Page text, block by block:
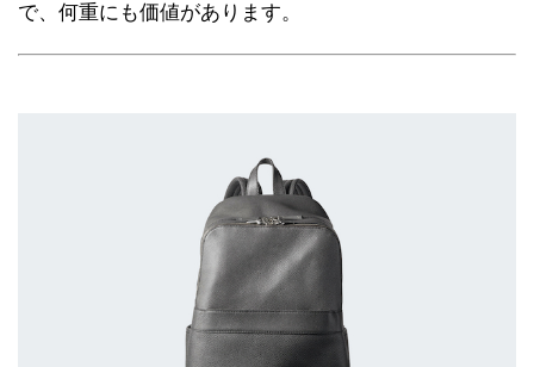
で、何重にも価値があります。